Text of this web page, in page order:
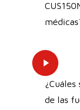
Play
Video
de las